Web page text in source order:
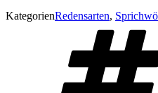
KategorienRedensarten,